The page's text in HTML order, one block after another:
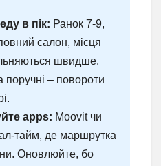
в пік: Ранок 7-9,
салон, місця
швидше.
поручні – повороти
apps: Moovit чи
тайм, де маршрутка
Оновлюйте, бо